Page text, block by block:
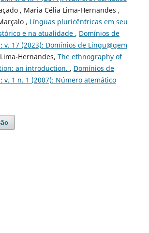
, Maria Célia Lima-Hernandes ,
, Línguas pluricêntricas em seu
e na atualidade , Domínios de
v. 17 (2023): Domínios de Lingu@gem
Hernandes, The ethnography of
an introduction. , Domínios de
v. 1 n. 1 (2007): Número atemático